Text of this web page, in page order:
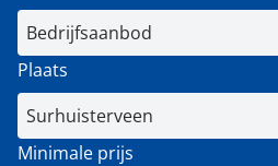
Plaats
Minimale prijs